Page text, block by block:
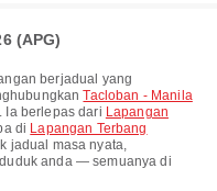
(APG)
berjadual yang
Tacloban - Manila
. Ia berlepas dari Lapangan
di Lapangan Terbang
jadual masa nyata,
anda — semuanya di